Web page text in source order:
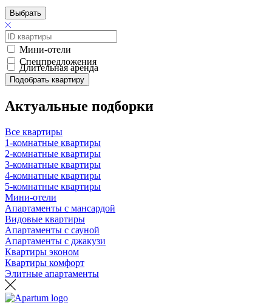
Выбрать
Мини-отели
Спецпредложения
Длительная аренда
Подобрать квартиру
Актуальные подборки
Все квартиры
1-комнатные квартиры
2-комнатные квартиры
3-комнатные квартиры
4-комнатные квартиры
5-комнатные квартиры
Мини-отели
Апартаменты с мансардой
Видовые квартиры
Апартаменты с сауной
Апартаменты с джакузи
Квартиры эконом
Квартиры комфорт
Элитные апартаменты